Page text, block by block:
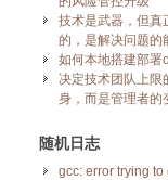
技术是武器，但真
的，是解决问题的
如何本地搭建部署
决定技术团队上限
身，而是管理者的
随机日志
gcc: error trying to